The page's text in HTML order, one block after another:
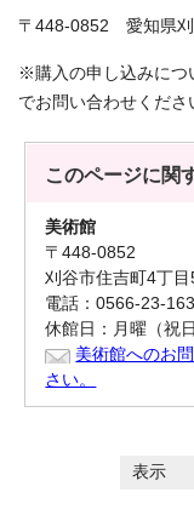
〒448-0852 愛知県
※購入の申し込みにつ
でお問い合わせくださ
このページに関
美術館
〒448-0852
刈谷市住吉町4丁
電話：0566-23-
休館日：月曜（祝
美術館へのお
さい。
表示